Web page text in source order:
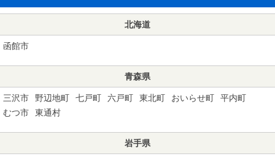
北海道
函館市
青森県
三沢市 野辺地町 七戸町 六戸町 東北町 おいらせ町
平内町
むつ市
東通村
岩手県